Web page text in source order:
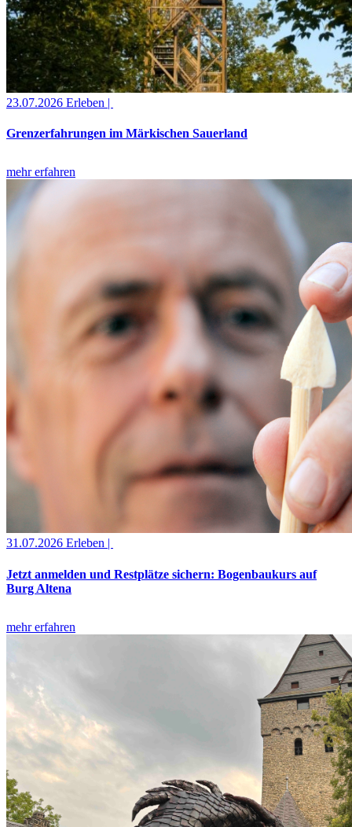
23.07.2026 Erleben |
Grenzerfahrungen im Märkischen Sauerland
mehr erfahren
31.07.2026 Erleben |
Jetzt anmelden und Restplätze sichern: Bogenbaukurs auf
Burg Altena
mehr erfahren